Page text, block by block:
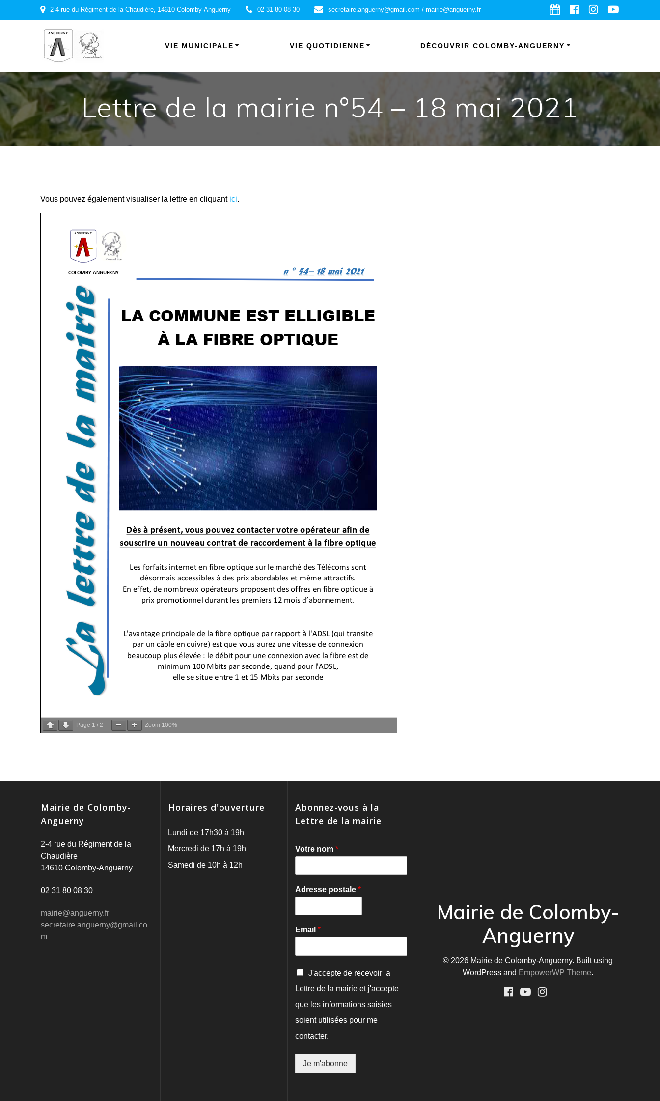
2-4 rue du Régiment de la Chaudière, 14610 Colomby-Anguerny 02 31 80 08 30 secretaire.anguerny@gmail.com / mairie@anguerny.fr
VIE MUNICIPALE VIE QUOTIDIENNE DÉCOUVRIR COLOMBY-ANGUERNY
Lettre de la mairie n°54 – 18 mai 2021
Vous pouvez également visualiser la lettre en cliquant ici.
Page 1 / 2 Zoom 100%
Mairie de Colomby-
Anguerny
2-4 rue du Régiment de la
Chaudière
14610 Colomby-Anguerny
02 31 80 08 30
mairie@anguerny.fr
secretaire.anguerny@gmail.co
m
Horaires d'ouverture
Lundi de 17h30 à 19h
Mercredi de 17h à 19h
Samedi de 10h à 12h
Abonnez-vous à la
Lettre de la mairie
Votre nom *
Adresse postale *
Email *
C
n
i
r
a
J'accepte de recevoir la
Lettre de la mairie et j'accepte
que les informations saisies
soient utilisées pour me
contacter.
Je m'abonne
Mairie de Colomby-
Anguerny
© 2026 Mairie de Colomby-Anguerny. Built using
WordPress and EmpowerWP Theme.